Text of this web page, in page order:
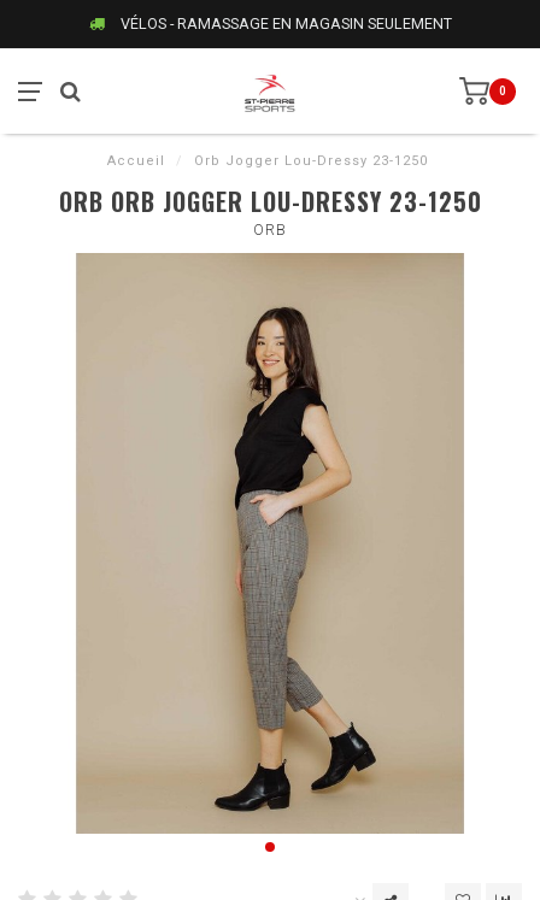
VÉLOS - RAMASSAGE EN MAGASIN SEULEMENT
0
Accueil / Orb Jogger Lou-Dressy 23-1250
ORB ORB JOGGER LOU-DRESSY 23-1250
ORB